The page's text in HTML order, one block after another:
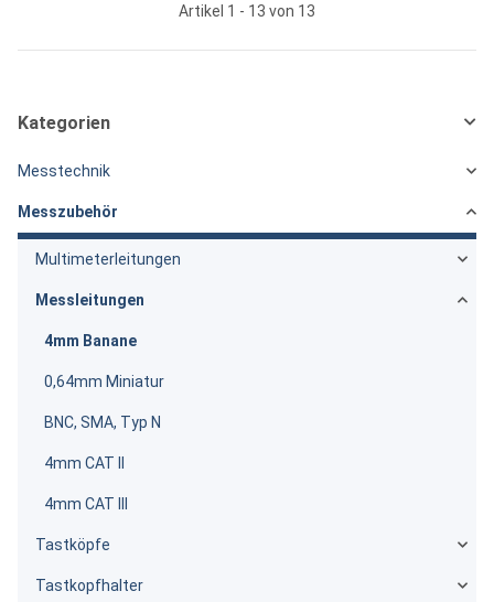
Artikel 1 - 13 von 13
Kategorien
Messtechnik
Messzubehör
Multimeterleitungen
Messleitungen
4mm Banane
0,64mm Miniatur
BNC, SMA, Typ N
4mm CAT II
4mm CAT III
Tastköpfe
Tastkopfhalter